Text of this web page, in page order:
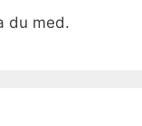
du med.